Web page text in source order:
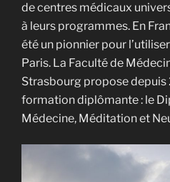
de centres médicaux
à leurs programmes. En
été un pionnier pour
Paris. La Faculté de
Strasbourg propose depuis
formation diplômante : le
Médecine, Méditation et